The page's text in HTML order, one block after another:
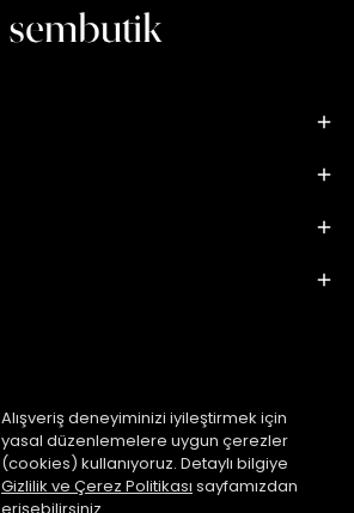
Alışveriş deneyiminizi iyileştirmek için
yasal düzenlemelere uygun çerezler
(cookies) kullanıyoruz. Detaylı bilgiye
Gizlilik ve Çerez Politikası sayfamızdan